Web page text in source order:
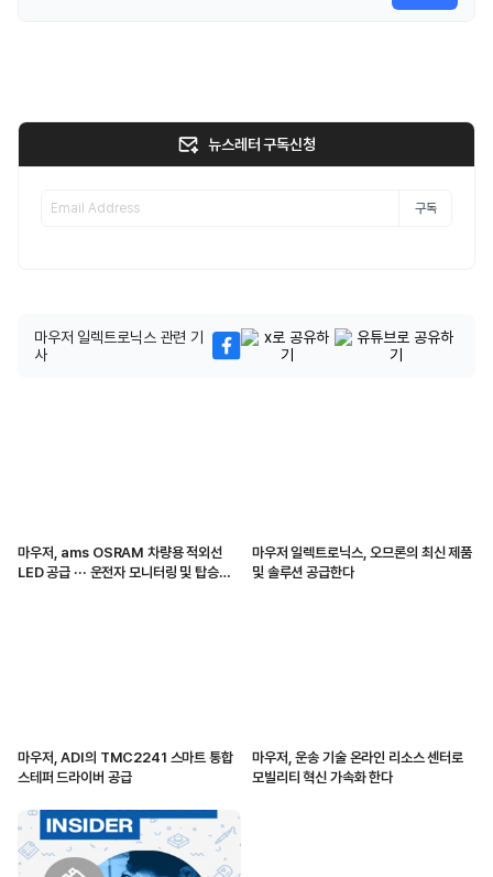
뉴스레터 구독신청
구독
마우저 일렉트로닉스 관련 기
사
마우저, ams OSRAM 차량용 적외선
LED 공급 ··· 운전자 모니터링 및 탑승자
마우저 일렉트로닉스, 오므론의 최신 제품
및 솔루션 공급한다
마우저, ADI의 TMC2241 스마트 통합
스테퍼 드라이버 공급
마우저, 운송 기술 온라인 리소스 센터로
모빌리티 혁신 가속화 한다